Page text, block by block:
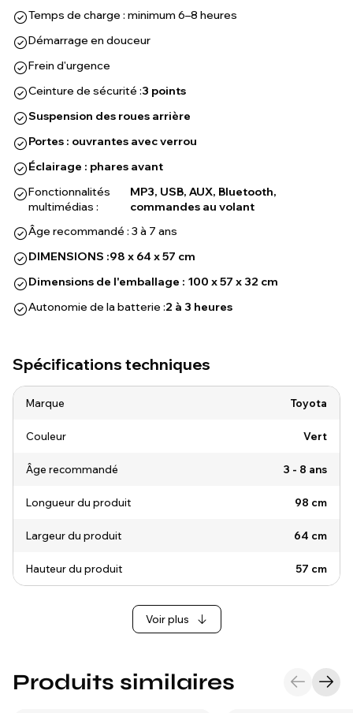
Temps de charge : minimum 6–8 heures
Démarrage en douceur
Frein d'urgence
Ceinture de sécurité :3 points
Suspension des roues arrière
Portes : ouvrantes avec verrou
Éclairage : phares avant
Fonctionnalités
multimédias :
MP3, USB, AUX, Bluetooth,
commandes au volant
Âge recommandé : 3 à 7 ans
DIMENSIONS :98 x 64 x 57 cm
Dimensions de l'emballage : 100 x 57 x 32 cm
Autonomie de la batterie :2 à 3 heures
Spécifications techniques
Marque Toyota
Couleur Vert
Âge recommandé 3 - 8 ans
Longueur du produit 98 cm
Largeur du produit 64 cm
Hauteur du produit 57 cm
Voir plus
Produits similaires